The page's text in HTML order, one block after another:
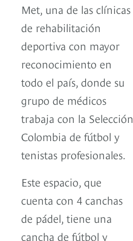
Met, una de las clínicas
de rehabilitación
deportiva con mayor
reconocimiento en
todo el país, donde su
grupo de médicos
trabaja con la Selección
Colombia de fútbol y
tenistas profesionales.
Este espacio, que
cuenta con 4 canchas
de pádel, tiene una
cancha de fútbol y